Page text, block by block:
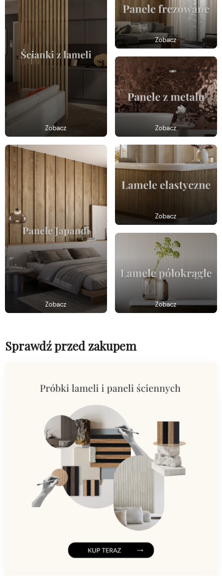
Zobacz
Zobacz
Zobacz
Zobacz
Zobacz
Zobacz
Sprawdź przed zakupem